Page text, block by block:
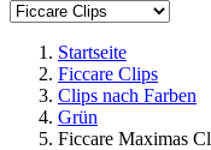
Startseite
Ficcare Clips
Clips nach Farben
Grün
Ficcare Maximas